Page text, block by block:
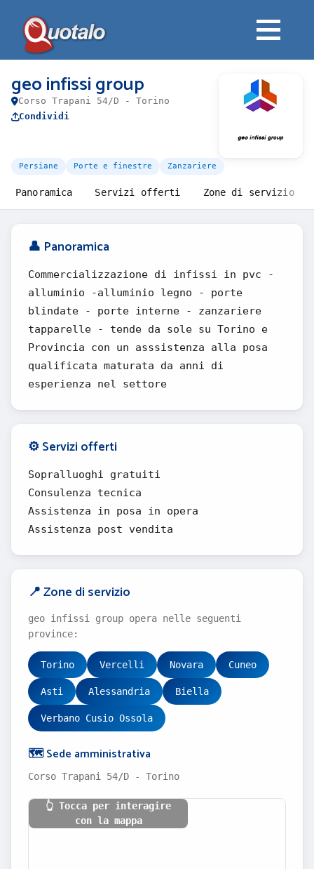
geo infissi group
Corso Trapani 54/D - Torino
Condividi
Persiane Porte e finestre Zanzariere
Panoramica Servizi offerti Zone di servizio
👤 Panoramica
Commercializzazione di infissi in pvc -
alluminio -alluminio legno - porte
blindate - porte interne - zanzariere
tapparelle - tende da sole su Torino e
Provincia con un asssistenza alla posa
qualificata maturata da anni di
esperienza nel settore
⚙️ Servizi offerti
Sopralluoghi gratuiti
Consulenza tecnica
Assistenza in posa in opera
Assistenza post vendita
📍 Zone di servizio
geo infissi group opera nelle seguenti
province:
Torino Vercelli Novara Cuneo
Asti Alessandria Biella
Verbano Cusio Ossola
🗺️ Sede amministrativa
Corso Trapani 54/D - Torino
👆 Tocca per interagire
con la mappa